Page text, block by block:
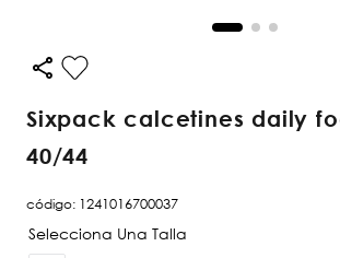
sixpack calcetines daily footie negro
40/44
código: 1241016700037